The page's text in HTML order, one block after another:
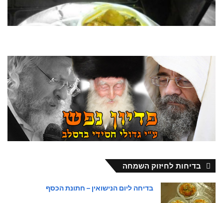
בדיחות לחיזוק השמחה
בדיחה ליום הנישואין – חתונת הכסף